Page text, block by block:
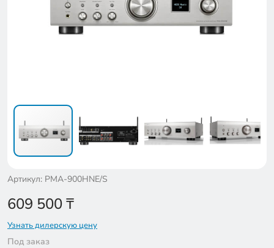
Артикул: PMA-900HNE/S
609 500₸
Узнать дилерскую цену
Под заказ